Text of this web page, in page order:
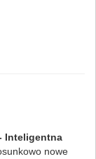
Inteligentna
nowe